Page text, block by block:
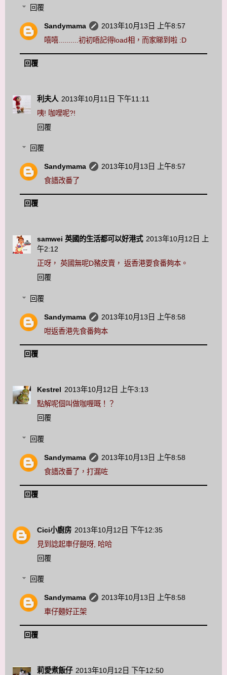
回覆
Sandymama
2013年10月13日 上午8:57
嘻嘻..........初初唔記得load相，而家睇到啦 :D
回覆
利夫人 2013年10月11日 下午11:11
咦! 咖哩呢?!
回覆
回覆
Sandymama
2013年10月13日 上午8:57
食譜改番了
回覆
samwei 英國的生活都可以好港式 2013年10月12日 上
午2:12
正呀， 英國無呢D豬皮賣， 返香港要食番夠本。
回覆
回覆
Sandymama
2013年10月13日 上午8:58
咁返香港先食番夠本
回覆
Kestrel 2013年10月12日 上午3:13
點解呢個叫做咖喱嘅！？
回覆
回覆
Sandymama
2013年10月13日 上午8:58
食譜改番了，打漏咗
回覆
Cici小廚房 2013年10月12日 下午12:35
見到諗起車仔餸呀, 哈哈
回覆
回覆
Sandymama
2013年10月13日 上午8:58
車仔麵好正架
回覆
莉愛煮飯仔 2013年10月12日 下午12:50